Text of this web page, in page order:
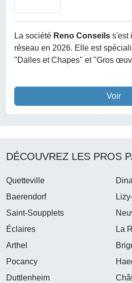
La société Reno Conseils s'est
réseau en 2026. Elle est
"Dalles et Chapes" et "Gros
Voir
DÉCOUVREZ LES PROS
Quetteville
Baerendorf
Saint-Soupplets
Éclaires
La
Arthel
Pocancy
Duttlenheim